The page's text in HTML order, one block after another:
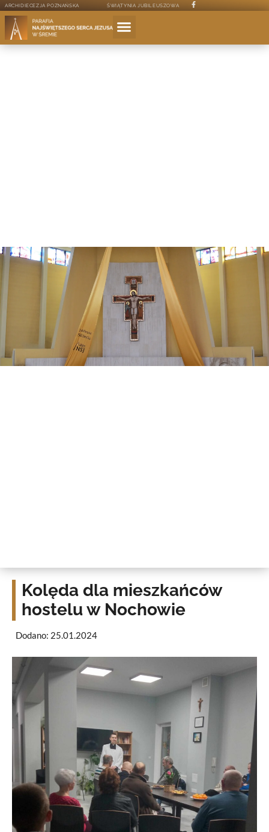
ARCHIDIECEZJA POZNAŃSKA ŚWIĄTYNIA JUBILEUSZOWA
Kolęda dla mieszkańców
hostelu w Nochowie
Dodano: 25.01.2024